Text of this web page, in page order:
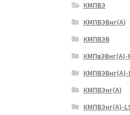
КМПВЭ
КМПВЭBнг(А)
КМПВЭВ
КМПвЭВнг(А)-
КМПВЭВнг(А)-
КМПВЭнг(А)
КМПВЭнг(А)-